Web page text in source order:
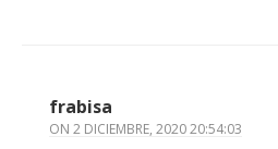
frabisa
ON 2 DICIEMBRE, 2020 20:54:03